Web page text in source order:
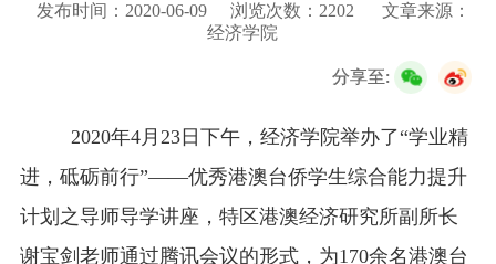
发布时间：2020-06-09 浏览次数： 2202
文章来源：
经济学院
分享至:
2020年4月 23日下午，经济学院举办了“学业精
进，砥砺前行”——优秀港澳台侨学生综合能力提升
计划之导师导学讲座，特区港澳经济研究所副所长
谢宝剑老师通过腾讯会议的形式，为170余名港澳台